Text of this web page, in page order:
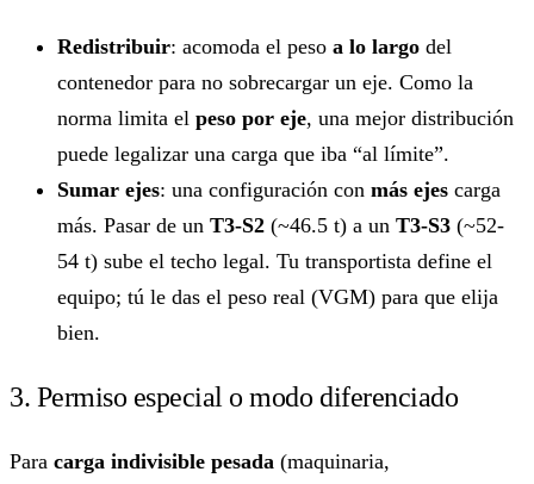
Redistribuir: acomoda el peso a lo largo del
contenedor para no sobrecargar un eje. Como la
norma limita el peso por eje, una mejor distribución
puede legalizar una carga que iba “al límite”.
Sumar ejes: una configuración con más ejes carga
más. Pasar de un T3-S2 (~46.5 t) a un T3-S3 (~52-
54 t) sube el techo legal. Tu transportista define el
equipo; tú le das el peso real (VGM) para que elija
bien.
3. Permiso especial o modo diferenciado
Para carga indivisible pesada (maquinaria,